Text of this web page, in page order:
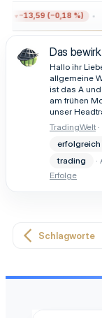
−13,59 (−0,18 %)
Das
Hallo ihr
allgemeine
ist das A
am frühen
unser
TradingWelt
erfolgreich
trading
Erfolge
Schlagworte